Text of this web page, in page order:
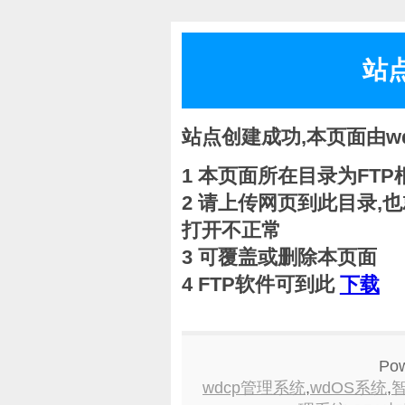
站
站点创建成功,本页面由
1 本页面所在目录为
2 请上传网页到此目录,
打开不正常
3 可覆盖或删除本页面
4 FTP软件可到此 下载
wdcp管理系统,wdOS系统,